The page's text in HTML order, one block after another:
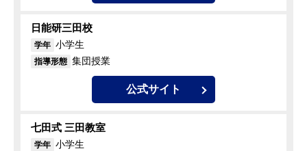
日能研三田校
学年 小学生
指導形態 集団授業
公式サイト
七田式 三田教室
学年 小学生